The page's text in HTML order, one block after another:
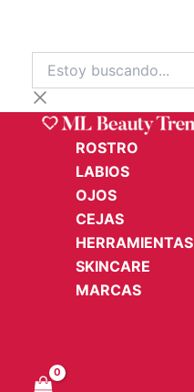
contenido
buscando...
ROSTRO
LABIOS
OJOS
CEJAS
HERRAMIENTAS
SKINCARE
MARCAS